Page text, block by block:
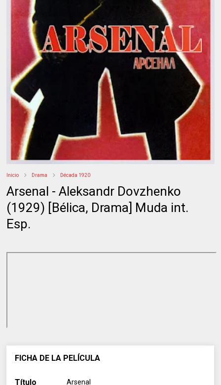
Inicio Drama Década 1920
Arsenal - Aleksandr Dovzhenko
(1929) [Bélica, Drama] Muda int.
Esp.
FICHA DE LA PELÍCULA
Título Arsenal